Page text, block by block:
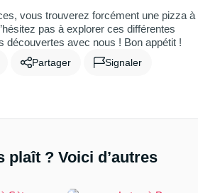
vous trouverez forcément une pizza à
pas à explorer ces différentes
découvertes avec nous ! Bon appétit !
Partager Signaler
plaît ? Voici d’autres